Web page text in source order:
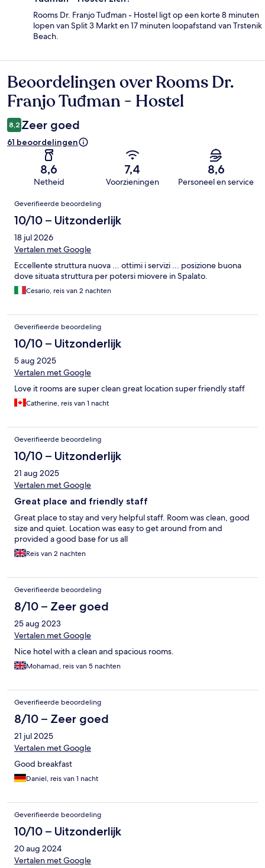
Rooms Dr. Franjo Tuđman - Hostel ligt op een korte 8 minuten
lopen van Split 3 Markt en 17 minuten loopafstand van Trstenik
Beach.
Beoordelingen
Beoordelingen over Rooms Dr.
Franjo Tuđman - Hostel
8,2 Zeer goed
61 beoordelingen
8,6
Netheid
7,4
Voorzieningen
8,6
Personeel en service
Beoordelingen
Geverifieerde beoordeling
10/10 – Uitzonderlijk
18 jul 2026
Vertalen met Google
Eccellente struttura nuova ... ottimi i servizi ... posizione buona
dove situata struttura per potersi miovere in Spalato.
Cesario, reis van 2 nachten
Geverifieerde beoordeling
10/10 – Uitzonderlijk
5 aug 2025
Vertalen met Google
Love it rooms are super clean great location super friendly staff
Catherine, reis van 1 nacht
Geverifieerde beoordeling
10/10 – Uitzonderlijk
21 aug 2025
Vertalen met Google
Great place and friendly staff
Great place to stay and very helpful staff. Room was clean, good
size and quiet. Location was easy to get around from and
provided a good base for us all
Reis van 2 nachten
Geverifieerde beoordeling
8/10 – Zeer goed
25 aug 2023
Vertalen met Google
Nice hotel with a clean and spacious rooms.
Mohamad, reis van 5 nachten
Geverifieerde beoordeling
8/10 – Zeer goed
21 jul 2025
Vertalen met Google
Good breakfast
Daniel, reis van 1 nacht
Geverifieerde beoordeling
10/10 – Uitzonderlijk
20 aug 2024
Vertalen met Google